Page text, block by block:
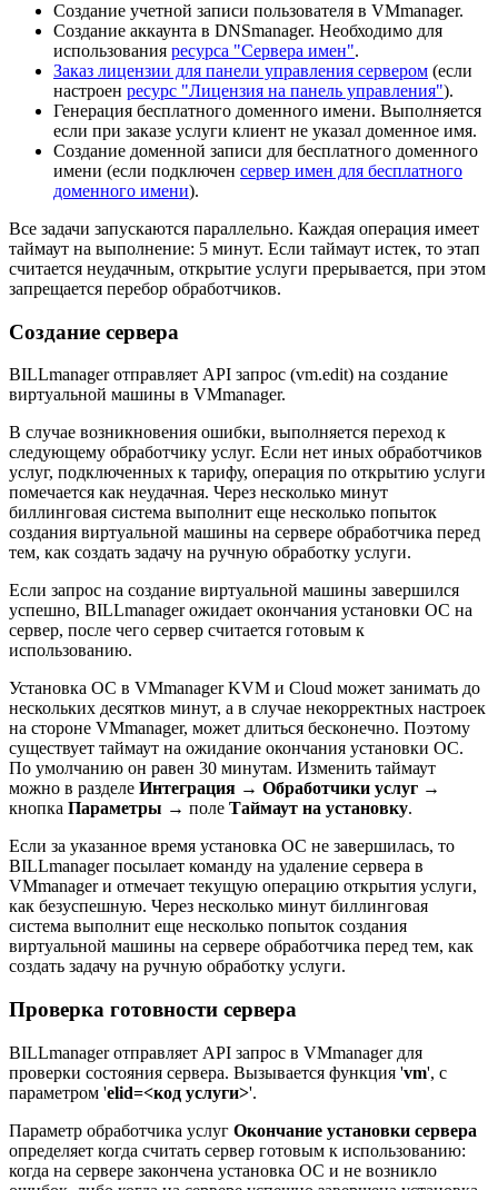
Создание учетной записи пользователя в VMmanager.
Создание аккаунта в DNSmanager. Необходимо для
использования ресурса "Сервера имен".
Заказ лицензии для панели управления сервером (если
настроен ресурс "Лицензия на панель управления").
Генерация бесплатного доменного имени. Выполняется
если при заказе услуги клиент не указал доменное имя.
Создание доменной записи для бесплатного доменного
имени (если подключен сервер имен для бесплатного
доменного имени).
Все задачи запускаются параллельно. Каждая операция имеет
таймаут на выполнение: 5 минут. Если таймаут истек, то этап
считается неудачным, открытие услуги прерывается, при этом
запрещается перебор обработчиков.
Создание сервера
BILLmanager отправляет API запрос (vm.edit) на создание
виртуальной машины в VMmanager.
В случае возникновения ошибки, выполняется переход к
следующему обработчику услуг. Если нет иных обработчиков
услуг, подключенных к тарифу, операция по открытию услуги
помечается как неудачная. Через несколько минут
биллинговая система выполнит еще несколько попыток
создания виртуальной машины на сервере обработчика перед
тем, как создать задачу на ручную обработку услуги.
Если запрос на создание виртуальной машины завершился
успешно, BILLmanager ожидает окончания установки ОС на
сервер, после чего сервер считается готовым к
использованию.
Установка ОС в VMmanager KVM и Cloud может занимать до
нескольких десятков минут, а в случае некорректных настроек
на стороне VMmanager, может длиться бесконечно. Поэтому
существует таймаут на ожидание окончания установки ОС.
По умолчанию он равен 30 минутам. Изменить таймаут
можно в разделе Интеграция → Обработчики услуг →
кнопка Параметры → поле Таймаут на установку.
Если за указанное время установка ОС не завершилась, то
BILLmanager посылает команду на удаление сервера в
VMmanager и отмечает текущую операцию открытия услуги,
как безуспешную. Через несколько минут биллинговая
система выполнит еще несколько попыток создания
виртуальной машины на сервере обработчика перед тем, как
создать задачу на ручную обработку услуги.
Проверка готовности сервера
BILLmanager отправляет API запрос в VMmanager для
проверки состояния сервера. Вызывается функция 'vm', с
параметром 'elid=<код услуги>'.
Параметр обработчика услуг Окончание установки сервера
определяет когда считать сервер готовым к использованию:
когда на сервере закончена установка ОС и не возникло